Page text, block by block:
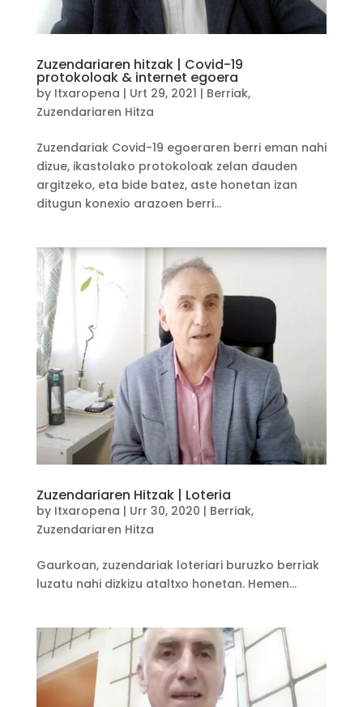
Zuzendariaren hitzak | Covid-19
protokoloak & internet egoera
by Itxaropena | Urt 29, 2021 | Berriak,
Zuzendariaren Hitza
Zuzendariak Covid-19 egoeraren berri eman nahi
dizue, ikastolako protokoloak zelan dauden
argitzeko, eta bide batez, aste honetan izan
ditugun konexio arazoen berri...
Zuzendariaren Hitzak | Loteria
by Itxaropena | Urr 30, 2020 | Berriak,
Zuzendariaren Hitza
Gaurkoan, zuzendariak loteriari buruzko berriak
luzatu nahi dizkizu ataltxo honetan. Hemen...